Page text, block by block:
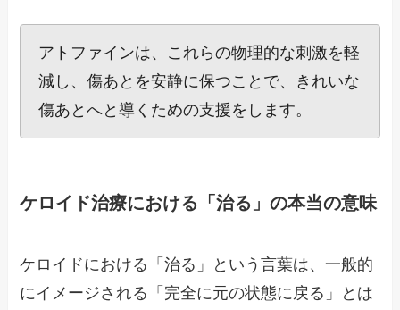
アトファインは、これらの物理的な刺激を軽
減し、傷あとを安静に保つことで、きれいな
傷あとへと導くための支援をします。
ケロイド治療における「治る」の本当の意味
ケロイドにおける「治る」という言葉は、一般的
にイメージされる「完全に元の状態に戻る」とは